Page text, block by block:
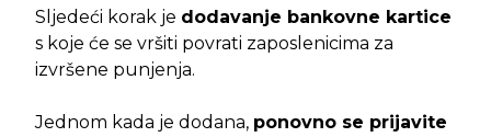
Sljedeći korak je dodavanje bankovne kartice
s koje će se vršiti povrati zaposlenicima za
izvršene punjenja.
Jednom kada je dodana, ponovno se prijavite